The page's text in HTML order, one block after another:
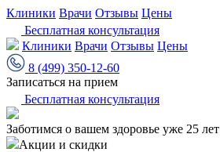
Клиники Врачи Отзывы Цены
Бесплатная консультация
Клиники Врачи Отзывы Цены
8 (499) 350-12-60
Записаться на прием
Бесплатная консультация
Заботимся о вашем здоровье уже 25 лет
Акции и скидки